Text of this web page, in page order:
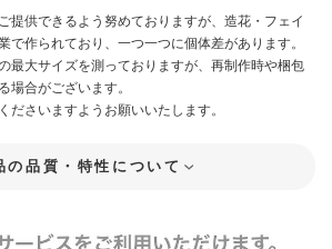
提供できるよう努めておりますが、造花・フェイ
で作られており、一つ一つに個体差があります。
最大サイズを測っておりますが、再制作時や梱包
場合がございます。
ださいますようお願いいたします。
の品質・特性について